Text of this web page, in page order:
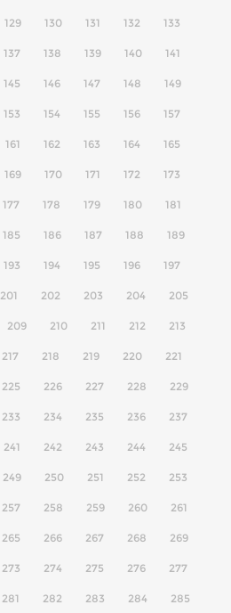
129 130 131 132 133
137 138 139 140 141
145 146 147 148 149
153 154 155 156 157
161 162 163 164 165
169 170 171 172 173
177 178 179 180 181
185 186 187 188 189
193 194 195 196 197
201 202 203 204 205
209 210 211 212 213
217 218 219 220 221
225 226 227 228 229
233 234 235 236 237
241 242 243 244 245
249 250 251 252 253
257 258 259 260 261
265 266 267 268 269
273 274 275 276 277
281 282 283 284 285